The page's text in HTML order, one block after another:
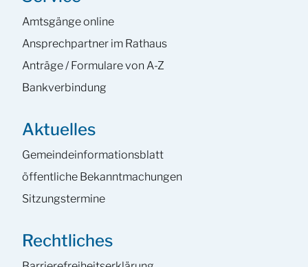
Amtsgänge online
Ansprech­partner im Rathaus
Anträge / Formulare von A-Z
Bankverbindung
Aktuelles
Gemeinde­informations­blatt
öffentliche Bekanntmachungen
Sitzungstermine
Rechtliches